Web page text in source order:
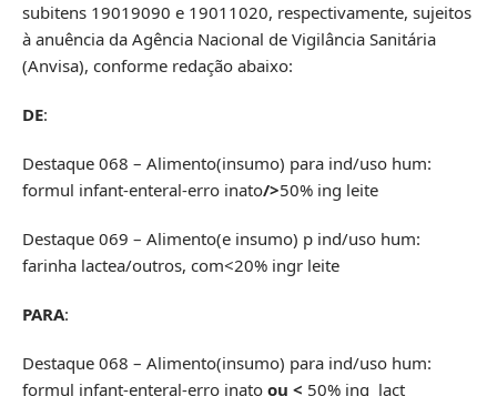
subitens 19019090 e 19011020, respectivamente, sujeitos
à anuência da Agência Nacional de Vigilância Sanitária
(Anvisa), conforme redação abaixo:
DE:
Destaque 068 – Alimento(insumo) para ind/uso hum:
formul infant-enteral-erro inato/>50% ing leite
Destaque 069 – Alimento(e insumo) p ind/uso hum:
farinha lactea/outros, com<20% ingr leite
PARA:
Destaque 068 – Alimento(insumo) para ind/uso hum:
formul infant-enteral-erro inato ou < 50% ing lact